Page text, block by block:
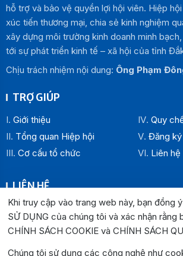
hỗ trợ và bảo vệ quyền lợi hội viên. Hiệp
xúc tiến thương mại, chia sẻ kinh nghiệm
xây dựng môi trường kinh doanh minh
tới sự phát triển kinh tế – xã hội của tỉnh
Chịu trách nhiệm nội dung: Ông Phạm
TRỢ GIÚP
Giới thiệu
Tổng quan Hiệp hội
Cơ cấu tổ chức
Quy
Đăng
Liên hệ
LIÊN HỆ
Địa chỉ:
Văn phòng Hiệp hội Doanh nghiệp tỉnh
Trường Chinh , P. Buôn Ma Thuột, tỉnh
Văn phòng Đại diện khu vực phía Đông:
Khi truy cập vào trang web này, bạn đồng
SỬ DỤNG của chúng tôi và xác nhận rằng
CHÍNH SÁCH COOKIE và CHÍNH SÁCH
Chúng tôi sử dụng các công nghệ như